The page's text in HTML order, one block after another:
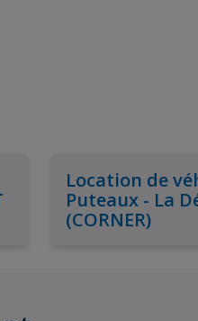
Location de
Puteaux - La
(CORNER)